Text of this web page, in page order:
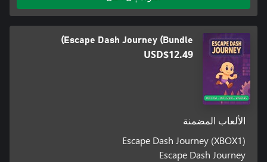
Escape Dash Journey (Bundle)
USD$12.49
الألعاب المضمنة
Escape Dash Journey (XBOX1)
Escape Dash Journey